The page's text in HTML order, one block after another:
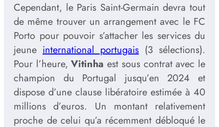
Cependant, le Paris Saint-Germain devra tout
de même trouver un arrangement avec le FC
Porto pour pouvoir s’attacher les services du
jeune international portugais (3 sélections).
Pour l’heure,Vitinha est sous contrat avec le
champion du Portugal jusqu’en 2024 et
dispose d’une clause libératoire estimée à 40
millions d’euros. Un montant relativement
proche de celui qu’a récemment débloqué le